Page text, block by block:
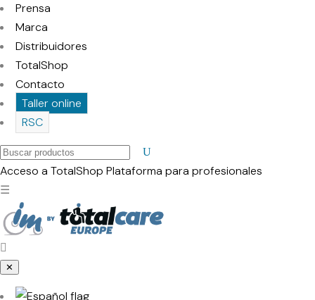
Prensa
Marca
Distribuidores
TotalShop
Contacto
Taller online
RSC
Buscar
productos
Acceso a TotalShop Plataforma para profesionales
☰
✕